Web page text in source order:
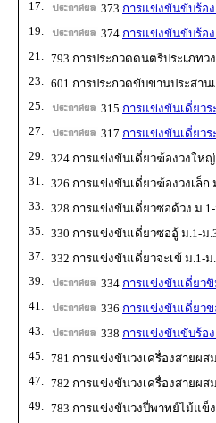
17.
373 การแข่งขันขับร้อ
19.
374 การแข่งขันขับร้อ
21. 793 การประกวดดนตรีประเภทวง
23. 601 การประกวดขับขานประสาน
25.
315 การแข่งขันเดี่ยวร
27.
317 การแข่งขันเดี่ยว
29. 324 การแข่งขันเดี่ยวฆ้องวงใหญ่
31. 326 การแข่งขันเดี่ยวฆ้องวงเล็ก
33. 328 การแข่งขันเดี่ยวซอด้วง ม
35. 330 การแข่งขันเดี่ยวซออู้ ม.1-ม
37. 332 การแข่งขันเดี่ยวจะเข้ ม.1-ม
39.
334 การแข่งขันเดี่ยว
41.
336 การแข่งขันเดี่ยวข
43.
338 การแข่งขันขับร้อ
45. 781 การแข่งขันวงเครื่องสายผส
47. 782 การแข่งขันวงเครื่องสายผ
49. 783 การแข่งขันวงปี่พาทย์ไม้แข็ง